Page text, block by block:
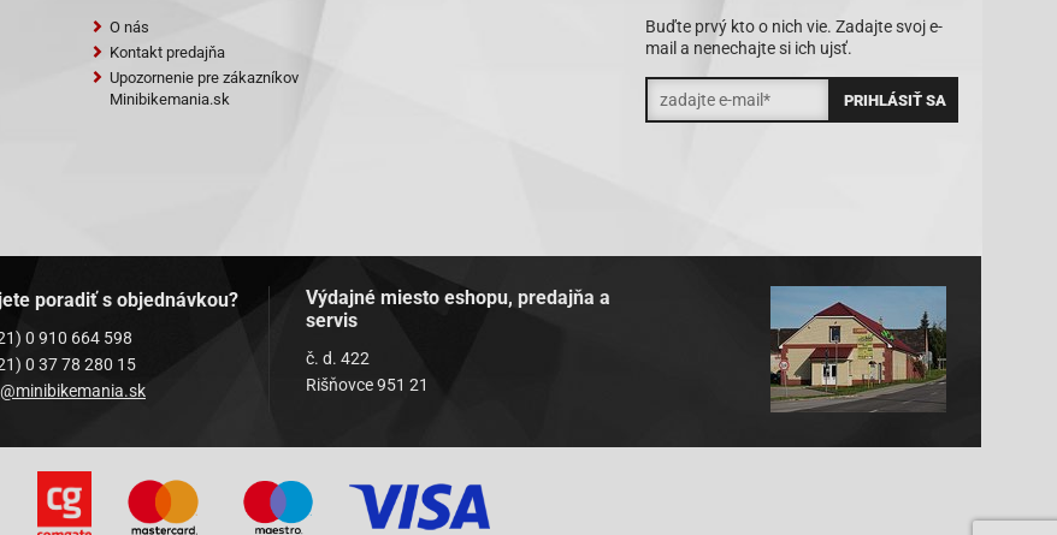
Buďte prvý kto o nich vie. Zadajte svoj e-
mail a nenechajte si ich ujsť.
O nás
Kontakt predajňa
Upozornenie pre zákazníkov
Minibikemania.sk
poradiť s objednávkou?
0 910 664 598
0 37 78 280 15
Výdajné miesto eshopu, predajňa a
servis
č. d. 422
Rišňovce 951 21